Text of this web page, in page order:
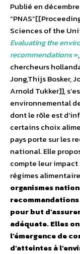
Publié en
Sciences of the
Evaluating the
recommendations»
chercheurs
Jong,Thijs Bosker,
Arnold Tukker]],
environnemental
dont le rôle est
certains choix
pays porte sur les
national. Elle
compte leur
régimes
organismes
pour but
adéquate. Elles
l’émergence de
d’atteintes à